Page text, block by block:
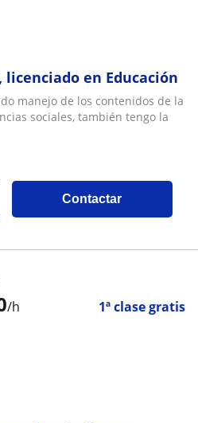
en Educación
manejo de los contenidos de la
sociales, también tengo la
Contactar
/h 1ª clase gratis